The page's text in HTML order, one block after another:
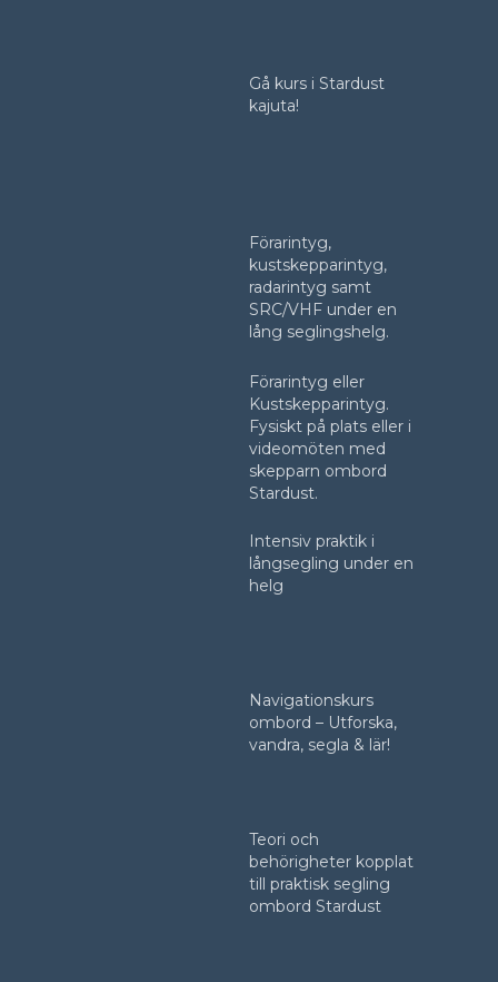
Gå kurs i Stardust
kajuta!
Förarintyg,
kustskepparintyg,
radarintyg samt
SRC/VHF under en
lång seglingshelg.
Förarintyg eller
Kustskepparintyg.
Fysiskt på plats eller i
videomöten med
skepparn ombord
Stardust.
Intensiv praktik i
långsegling under en
helg
Navigationskurs
ombord – Utforska,
vandra, segla & lär!
Teori och
behörigheter kopplat
till praktisk segling
ombord Stardust